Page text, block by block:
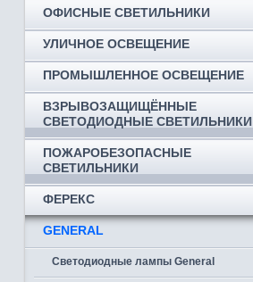
ОФИСНЫЕ СВЕТИЛЬНИКИ
УЛИЧНОЕ ОСВЕЩЕНИЕ
ПРОМЫШЛЕННОЕ ОСВЕЩЕНИЕ
ВЗРЫВОЗАЩИЩЁННЫЕ
СВЕТОДИОДНЫЕ СВЕТИЛЬНИКИ
ПОЖАРОБЕЗОПАСНЫЕ
СВЕТИЛЬНИКИ
ФЕРЕКС
GENERAL
Светодиодные лампы General